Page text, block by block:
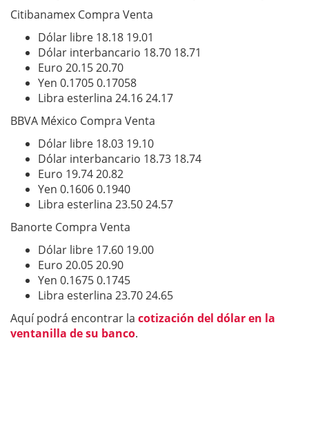
Citibanamex Compra Venta
Dólar libre 18.18 19.01
Dólar interbancario 18.70 18.71
Euro 20.15 20.70
Yen 0.1705 0.17058
Libra esterlina 24.16 24.17
BBVA México Compra Venta
Dólar libre 18.03 19.10
Dólar interbancario 18.73 18.74
Euro 19.74 20.82
Yen 0.1606 0.1940
Libra esterlina 23.50 24.57
Banorte Compra Venta
Dólar libre 17.60 19.00
Euro 20.05 20.90
Yen 0.1675 0.1745
Libra esterlina 23.70 24.65
Aquí podrá encontrar la cotización del dólar en la
ventanilla de su banco.